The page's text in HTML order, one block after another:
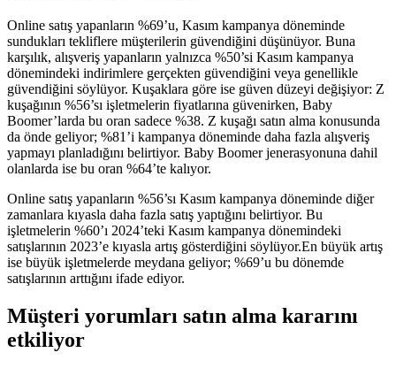
Online satış yapanların %69’u, Kasım kampanya döneminde
sundukları tekliflere müşterilerin güvendiğini düşünüyor. Buna
karşılık, alışveriş yapanların yalnızca %50’si Kasım kampanya
dönemindeki indirimlere gerçekten güvendiğini veya genellikle
güvendiğini söylüyor. Kuşaklara göre ise güven düzeyi değişiyor: Z
kuşağının %56’sı işletmelerin fiyatlarına güvenirken, Baby
Boomer’larda bu oran sadece %38. Z kuşağı satın alma konusunda
da önde geliyor; %81’i kampanya döneminde daha fazla alışveriş
yapmayı planladığını belirtiyor. Baby Boomer jenerasyonuna dahil
olanlarda ise bu oran %64’te kalıyor.
Online satış yapanların %56’sı Kasım kampanya döneminde diğer
zamanlara kıyasla daha fazla satış yaptığını belirtiyor. Bu
işletmelerin %60’ı 2024’teki Kasım kampanya dönemindeki
satışlarının 2023’e kıyasla artış gösterdiğini söylüyor.En büyük artış
ise büyük işletmelerde meydana geliyor; %69’u bu dönemde
satışlarının arttığını ifade ediyor.
Müşteri yorumları satın alma kararını
etkiliyor